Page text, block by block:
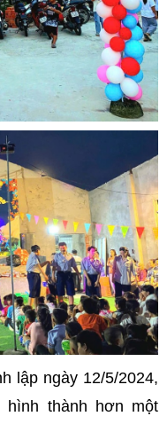
lập ngày 12/5/2024,
thành hơn một